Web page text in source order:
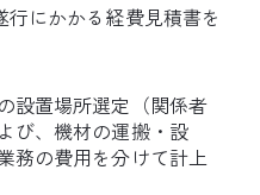
にかかる経費見積書を
設置場所選定（関係者
び、機材の運搬・設
務の費用を分けて計上